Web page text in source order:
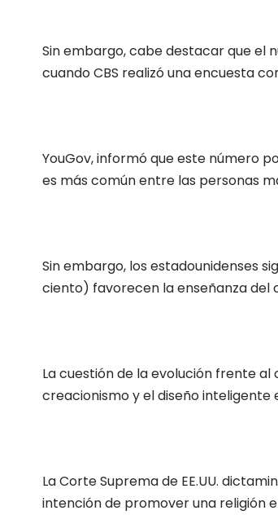
Sin embargo, cabe destacar que el
cuando CBS realizó una encuesta
YouGov, informó que este número
es más común entre las personas
Sin embargo, los estadounidenses
ciento) favorecen la enseñanza del
La cuestión de la evolución frente
creacionismo y el diseño inteligente
La Corte Suprema de EE.UU.
intención de promover una religión